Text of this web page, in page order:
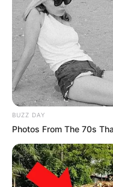
BUZZ DAY
Photos From The 70s